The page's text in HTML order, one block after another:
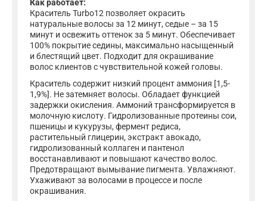
Как работает:
Краситель Turbo12 позволяет окрасить
натуральные волосы за 12 минут, седые – за 15
минут и освежить оттенок за 5 минут. Обеспечивает
100% покрытие седины, максимально насыщенный
и блестящий цвет. Подходит для окрашивание
волос клиентов с чувствительной кожей головы.
Краситель содержит низкий процент аммония [1,5-
1,9%]. Не затемняет волосы. Обладает функцией
задержки окисления. Аммоний трансформируется в
молочную кислоту. Гидролизованные протеины сои,
пшеницы и кукурузы, фермент редиса,
растительный глицерин, экстракт авокадо,
гидролизованный коллаген и пантенол
восстанавливают и повышают качество волос.
Предотвращают вымывание пигмента. Увлажняют.
Ухаживают за волосами в процессе и после
окрашивания.